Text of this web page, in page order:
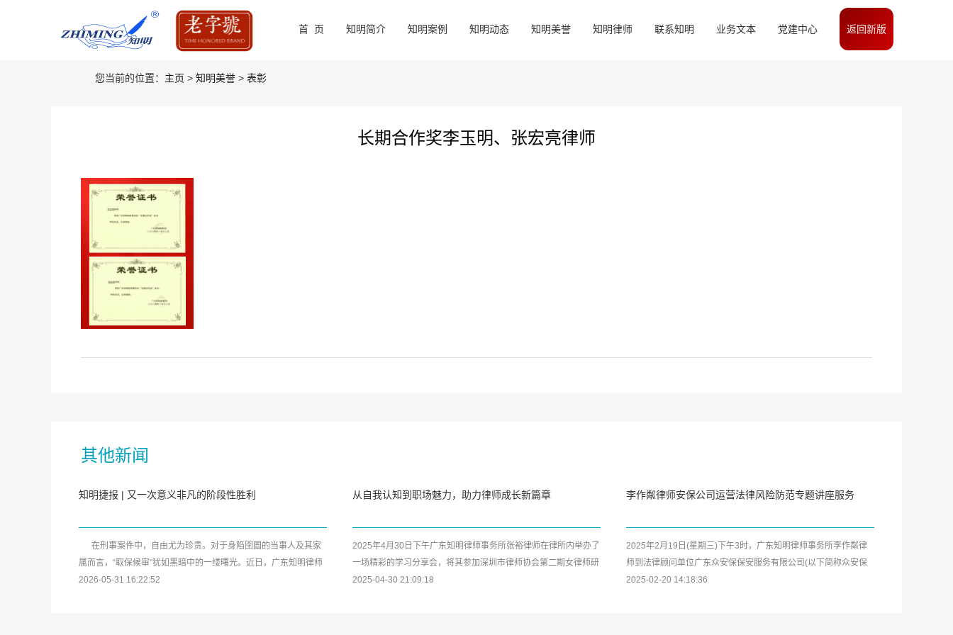
首 页 知明简介 知明案例 知明动态 知明美誉 知明律师 联系知明 业务文本 党建中心 返回新版
您当前的位置： 主页 >知明美誉 >表彰
长期合作奖李玉明、张宏亮律师
其他新闻
知明捷报 | 又一次意义非凡的阶段性胜利
在刑事案件中，自由尤为珍贵。对于身陷囹圄的当事人及其家
属而言，“取保候审”犹如黑暗中的一缕曙光。近日，广东知明律师
事务所又传来喜...
2026-05-31 16:22:52
从自我认知到职场魅力，助力律师成长新篇章
2025年4月30日下午广东知明律师事务所张裕律师在律所内举办了
一场精彩的学习分享会，将其参加深圳市律师协会第二期女律师研
修班及中小律所管理合伙人...
2025-04-30 21:09:18
李作粼律师安保公司运营法律风险防范专题讲座服务
2025年2月19日(星期三)下午3时，广东知明律师事务所李作粼律
师到法律顾问单位广东众安保保安服务有限公司(以下简称众安保
公司)开展安保企业及中高层管...
2025-02-20 14:18:36